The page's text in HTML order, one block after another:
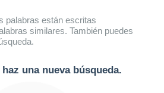
palabras están escritas
similares. También puedes
una nueva búsqueda.